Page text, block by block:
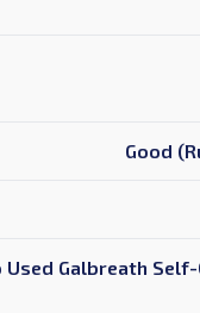
Good
Galbreath